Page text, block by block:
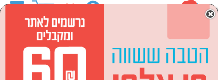
סמארטפונים, שעונים חכמים ואביזרים
אוזניות
אוזניות על האוזן
אוזניות על האוזן marshall
נמצאו 2 אוזניות על האוזן של מוצרי marshall
מיון: הפופולרים ביותר
×